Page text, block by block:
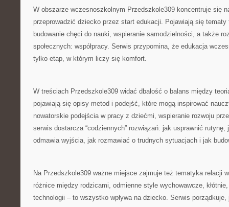
W obszarze wczesnoszkolnym Przedszkole309 koncentruje się
przeprowadzić dziecko przez start edukacji. Pojawiają się tematy
budowanie chęci do nauki, wspieranie samodzielności, a także
społecznych: współpracy. Serwis przypomina, że edukacja
tylko etap, w którym liczy się komfort.
W treściach Przedszkole309 widać dbałość o balans między
pojawiają się opisy metod i podejść, które mogą inspirować
nowatorskie podejścia w pracy z dziećmi, wspieranie rozwoju
serwis dostarcza “codziennych” rozwiązań: jak usprawnić
odmawia wyjścia, jak rozmawiać o trudnych sytuacjach i jak
Na Przedszkole309 ważne miejsce zajmuje też tematyka relacji
różnice między rodzicami, odmienne style wychowawcze,
technologii – to wszystko wpływa na dziecko. Serwis